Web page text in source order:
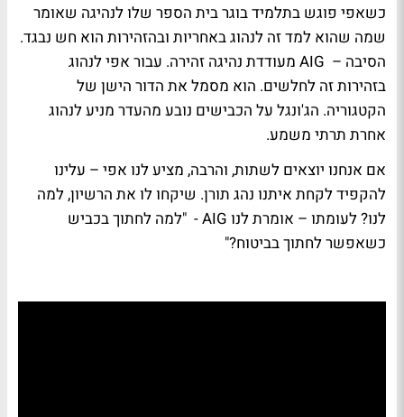
כשאפי פוגש בתלמיד בוגר בית הספר שלו לנהיגה שאומר
שמה שהוא למד זה לנהוג באחריות ובהזהירות הוא חש נבגד.
הסיבה – AIG מעודדת נהיגה זהירה. עבור אפי לנהוג
בזהירות זה לחלשים. הוא מסמל את הדור הישן של
הקטגוריה. הג'ונגל על הכבישים נובע מהעדר מניע לנהוג
אחרת תרתי משמע.
אם אנחנו יוצאים לשתות, והרבה, מציע לנו אפי – עלינו
להקפיד לקחת איתנו נהג תורן. שיקחו לו את הרשיון, למה
לנו? לעומתו – אומרת לנו AIG - "למה לחתוך בכביש
כשאפשר לחתוך בביטוח?"